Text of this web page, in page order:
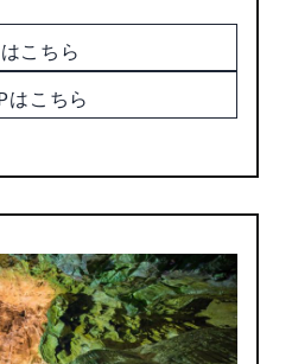
こちら
はこちら